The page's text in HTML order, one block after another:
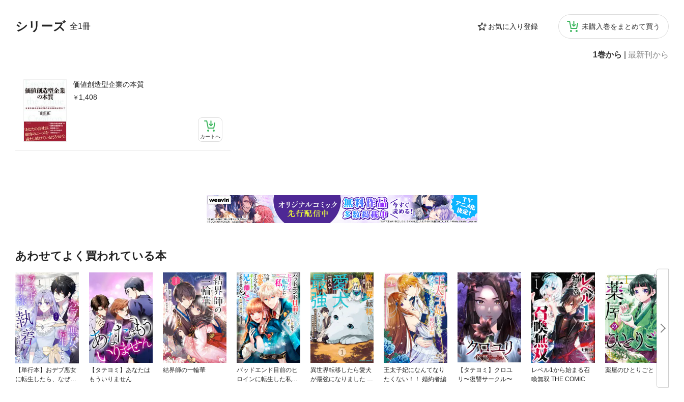
シリーズ 全1冊 お気に入り登録 未購入巻をまとめて買う
1巻から 最新刊から
価値創造型企業の本質
1,408
カートへ
あわせてよく買われている本
【単行本】おデブ悪女
に転生したら、なぜか
【タテヨミ】あなたは
もういりません
結界師の一輪華
バッドエンド目前のヒ
ロインに転生した私、
異世界転移したら愛犬
が最強になりました ～
王太子妃になんてなり
たくない！！ 婚約者編
【タテヨミ】クロユ
リ〜復讐サークル〜
レベル1から始まる召
喚無双 THE COMIC
薬屋のひとりごと